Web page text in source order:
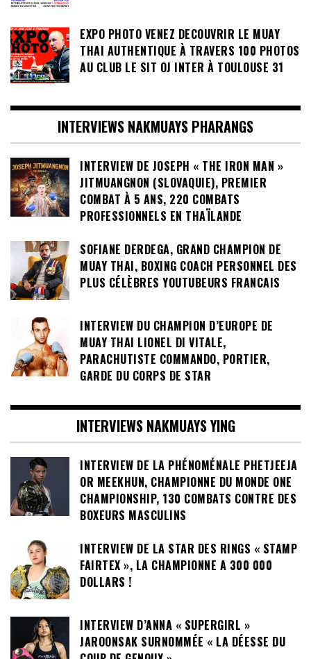
EXPO PHOTO VENEZ DECOUVRIR LE MUAY
THAI AUTHENTIQUE À TRAVERS 100 PHOTOS
AU CLUB LE SIT OJ INTER À TOULOUSE 31
INTERVIEWS NAKMUAYS PHARANGS
INTERVIEW DE JOSEPH « THE IRON MAN »
JITMUANGNON (SLOVAQUIE), PREMIER
COMBAT À 5 ANS, 220 COMBATS
PROFESSIONNELS EN THAÏLANDE
SOFIANE DERDEGA, GRAND CHAMPION DE
MUAY THAI, BOXING COACH PERSONNEL DES
PLUS CÉLÈBRES YOUTUBEURS FRANCAIS
INTERVIEW DU CHAMPION D’EUROPE DE
MUAY THAI LIONEL DI VITALE,
PARACHUTISTE COMMANDO, PORTIER,
GARDE DU CORPS DE STAR
INTERVIEWS NAKMUAYS YING
INTERVIEW DE LA PHÉNOMÉNALE PHETJEEJA
OR MEEKHUN, CHAMPIONNE DU MONDE ONE
CHAMPIONSHIP, 130 COMBATS CONTRE DES
BOXEURS MASCULINS
INTERVIEW DE LA STAR DES RINGS « STAMP
FAIRTEX », LA CHAMPIONNE A 300 000
DOLLARS !
INTERVIEW D’ANNA « SUPERGIRL »
JAROONSAK SURNOMMÉE « LA DÉESSE DU